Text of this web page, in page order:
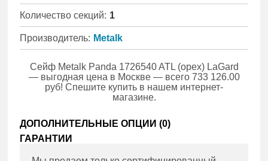
Количество секций: 1
Производитель: Metalk
Сейф Metalk Panda 1726540 ATL (орех) LaGard
— выгодная цена в Москве — всего 733 126.00
руб! Спешите купить в нашем интернет-
магазине.
ДОПОЛНИТЕЛЬНЫЕ ОПЦИИ (0)
ГАРАНТИИ